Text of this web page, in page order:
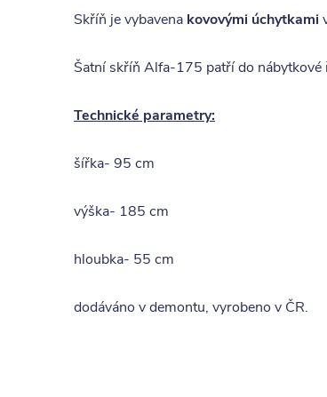
Skříň je vybavena kovovými úchytkami
Šatní skříň Alfa-175 patří do nábytkové
Technické parametry:
šířka- 95 cm
výška- 185 cm
hloubka- 55 cm
dodáváno v demontu, vyrobeno v ČR.